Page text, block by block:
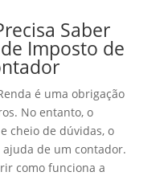
Saber
Imposto de
é uma obrigação
No entanto, o
cheio de dúvidas, o
de um contador.
como funciona a